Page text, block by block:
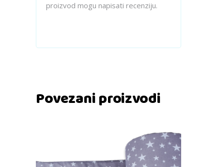
proizvod mogu napisati recenziju.
Povezani proizvodi